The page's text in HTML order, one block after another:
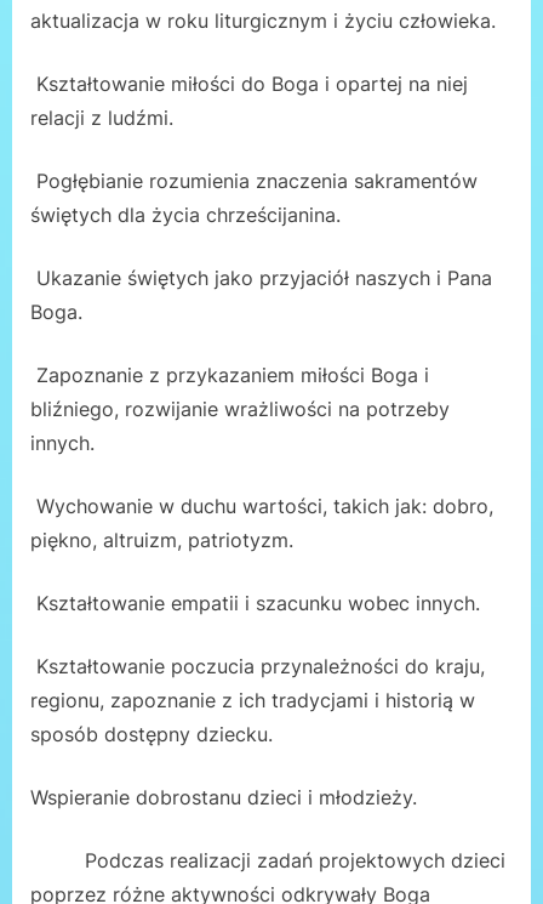
aktualizacja w roku liturgicznym i życiu człowieka.
Kształtowanie miłości do Boga i opartej na niej
relacji z ludźmi.
Pogłębianie rozumienia znaczenia sakramentów
świętych dla życia chrześcijanina.
Ukazanie świętych jako przyjaciół naszych i Pana
Boga.
Zapoznanie z przykazaniem miłości Boga i
bliźniego, rozwijanie wrażliwości na potrzeby
innych.
Wychowanie w duchu wartości, takich jak: dobro,
piękno, altruizm, patriotyzm.
Kształtowanie empatii i szacunku wobec innych.
Kształtowanie poczucia przynależności do kraju,
regionu, zapoznanie z ich tradycjami i historią w
sposób dostępny dziecku.
Wspieranie dobrostanu dzieci i młodzieży.
Podczas realizacji zadań projektowych dzieci
poprzez różne aktywności odkrywały Boga